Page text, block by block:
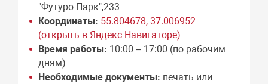
"Футуро Парк",233
Координаты: 55.804678, 37.006952
(открыть в Яндекс Навигаторе)
Время работы: 10:00 – 17:00 (по рабочим
дням)
Необходимые документы: печать или